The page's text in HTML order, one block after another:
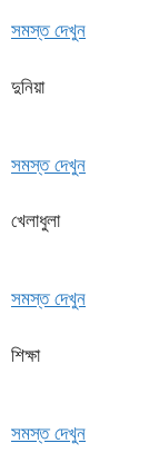
সমস্ত দেখুন
দুনিয়া
সমস্ত দেখুন
খেলাধুলা
সমস্ত দেখুন
শিক্ষা
সমস্ত দেখুন